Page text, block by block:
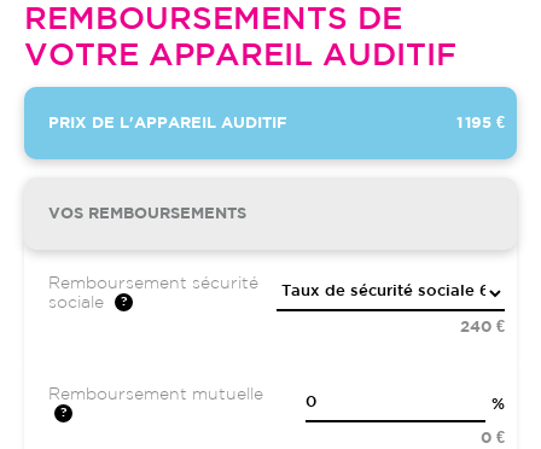
REMBOURSEMENTS DE
VOTRE APPAREIL AUDITIF
PRIX DE L'APPAREIL AUDITIF 1 195 €
VOS REMBOURSEMENTS
Remboursement sécurité
sociale
240 €
Remboursement mutuelle
%
0 €